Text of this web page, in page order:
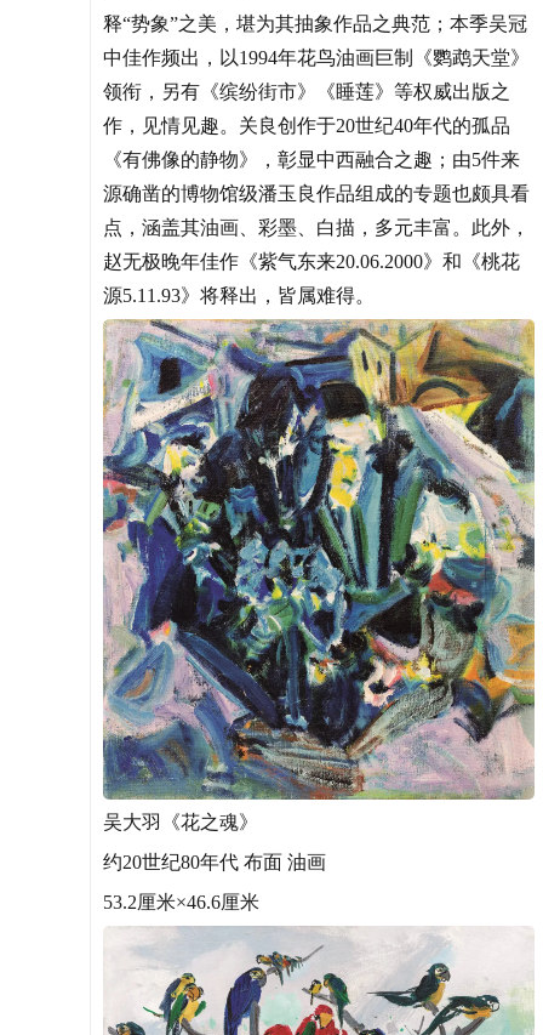
释“势象”之美，堪为其抽象作品之典范；本季吴冠
中佳作频出，以1994年花鸟油画巨制《鹦鹉天堂》
领衔，另有《缤纷街市》《睡莲》等权威出版之
作，见情见趣。关良创作于20世纪40年代的孤品
《有佛像的静物》，彰显中西融合之趣；由5件来
源确凿的博物馆级潘玉良作品组成的专题也颇具看
点，涵盖其油画、彩墨、白描，多元丰富。此外，
赵无极晚年佳作《紫气东来20.06.2000》和《桃花
源5.11.93》将释出，皆属难得。
吴大羽《花之魂》
约20世纪80年代 布面 油画
53.2厘米×46.6厘米